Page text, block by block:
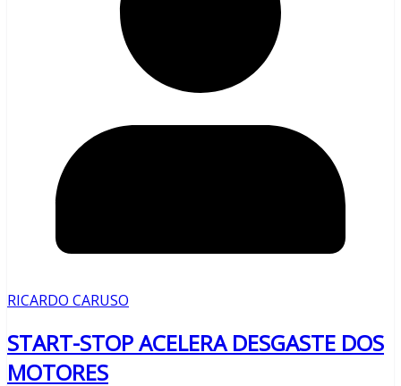
RICARDO CARUSO
START-STOP ACELERA DESGASTE DOS
MOTORES